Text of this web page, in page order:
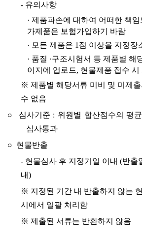
- 유의사항
· 제품파손에 대하여 어떠한 책
가제품은 보험가입하기 바람
· 모든 제품은 1점 이상을 지정
· 품질 ·구조시험서 등 제품별 해
이지에 업로드, 현물제품 접수 시
※ 제품별 해당서류 미비 및 미제
수 없음
○ 심사기준 : 위원별 합산점수의 평
심사통과
○ 현물반출
- 현물심사 후 지정기일 이내 (반출
내)
※ 지정된 기간 내 반출하지 않는
시에서 일괄 처리함
※ 제출된 서류는 반환하지 않음